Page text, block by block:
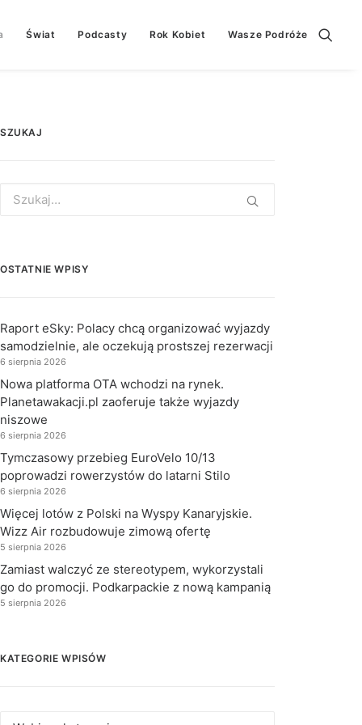
Świat Podcasty Rok Kobiet Wasze Podróże
SZUKAJ
for:
OSTATNIE WPISY
Raport eSky: Polacy chcą organizować wyjazdy
samodzielnie, ale oczekują prostszej rezerwacji
6 sierpnia 2026
Nowa platforma OTA wchodzi na rynek.
Planetawakacji.pl zaoferuje także wyjazdy
niszowe
6 sierpnia 2026
Tymczasowy przebieg EuroVelo 10/13
poprowadzi rowerzystów do latarni Stilo
6 sierpnia 2026
Więcej lotów z Polski na Wyspy Kanaryjskie.
Wizz Air rozbudowuje zimową ofertę
5 sierpnia 2026
Zamiast walczyć ze stereotypem, wykorzystali
go do promocji. Podkarpackie z nową kampanią
5 sierpnia 2026
KATEGORIE WPISÓW
Kategorie